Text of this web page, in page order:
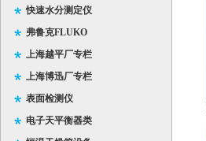
快速水分测定仪
弗鲁克FLUKO
上海越平厂专栏
上海博迅厂专栏
表面检测仪
电子天平衡器类